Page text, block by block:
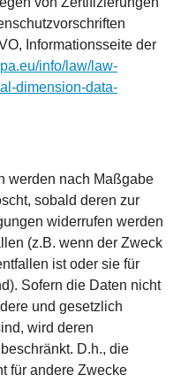
Informationsseite der
info/law/law-
dimension-data-
werden nach Maßgabe
sobald deren zur
widerrufen werden
(z.B. wenn der Zweck
ist oder sie für
Sofern die Daten nicht
und gesetzlich
wird deren
D.h., die
für andere Zwecke